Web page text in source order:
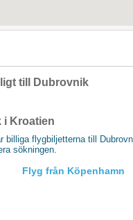
till Dubrovnik
i Kroatien
billiga flygbiljetterna till
sökningen.
Flyg från Köpenhamn